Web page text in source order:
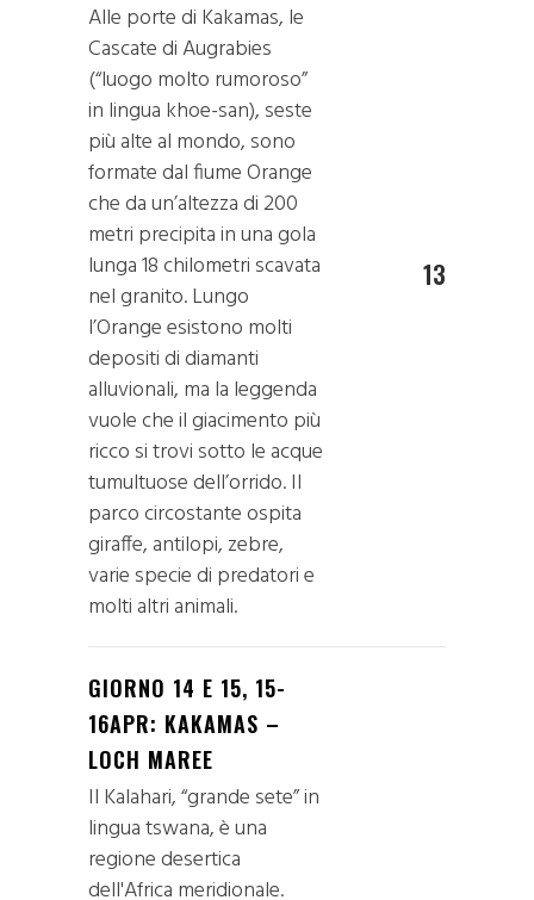
Alle porte di Kakamas, le
Cascate di Augrabies
(“luogo molto rumoroso”
in lingua khoe-san), seste
più alte al mondo, sono
formate dal fiume Orange
che da un’altezza di 200
metri precipita in una gola
lunga 18 chilometri scavata
nel granito. Lungo
l’Orange esistono molti
depositi di diamanti
alluvionali, ma la leggenda
vuole che il giacimento più
ricco si trovi sotto le acque
tumultuose dell’orrido. Il
parco circostante ospita
giraffe, antilopi, zebre,
varie specie di predatori e
molti altri animali.
13
GIORNO 14 E 15, 15-
16APR: KAKAMAS –
LOCH MAREE
Il Kalahari, “grande sete” in
lingua tswana, è una
regione desertica
dell'Africa meridionale.